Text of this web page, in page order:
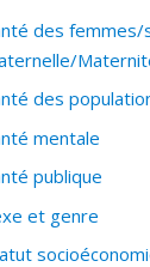
des femmes/
des
mentale
publique
et genre